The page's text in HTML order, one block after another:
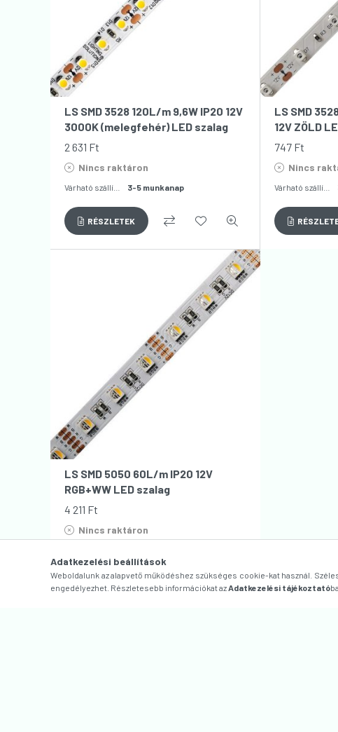
LS SMD 3528 120L/m 9,6W IP20 12V
3000K (melegfehér) LED szalag
2 631 Ft
Nincs raktáron
3-5 munkanap
LS SMD
12V ZÖLD
747 Ft
Nincs
LS SMD 5050 60L/m IP20 12V
RGB+WW LED szalag
4 211 Ft
Nincs raktáron
Adatkezelési beállítások
Weboldalunk az alapvető működéshez szükséges cookie-kat használ.
engedélyezhet. Részletesebb információkat azAdatkezelési tájékoztató